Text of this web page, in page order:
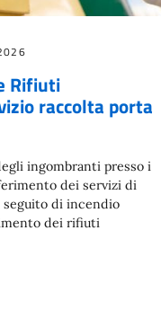
Rifiuti
raccolta porta
ingombranti presso i
dei servizi di
seguito di incendio
dei rifiuti
INGOMBRANTI/SERVIZIO